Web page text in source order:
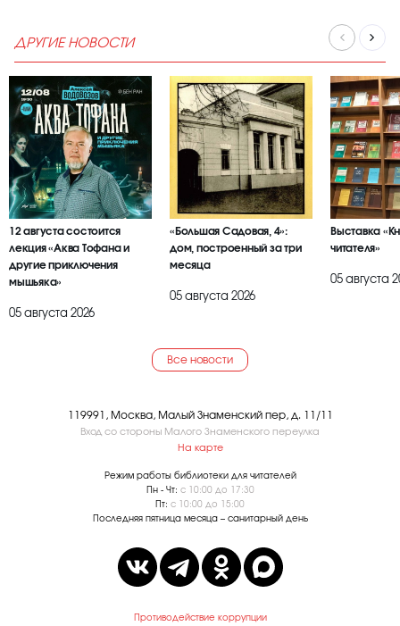
ДРУГИЕ НОВОСТИ
12 августа состоится
лекция «Аква Тофана и
другие приключения
мышьяка»
05 августа 2026
«Большая Садовая, 4»:
дом, построенный за три
месяца
05 августа 2026
Выставка
читателя»
05 августа
Все новости
119991, Москва, Малый Знаменский пер, д. 11/11
Вход со стороны Малого Знаменского переулка
На карте
Режим работы библиотеки для читателей
Пн - Чт: с 10:00 до 17:30
Пт: с 10:00 до 15:00
Последняя пятница месяца – санитарный день
Противодействие коррупции